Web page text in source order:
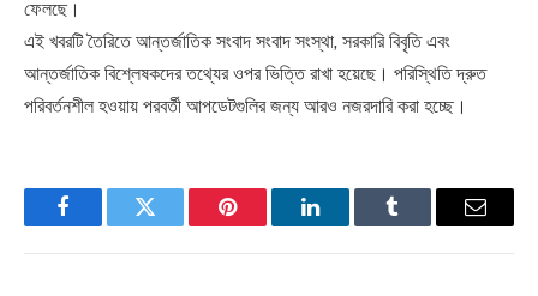
ফেলছে।
এই খবরটি তৈরিতে আন্তর্জাতিক সংবাদ সংবাদ সংস্থা, সরকারি বিবৃতি এবং
আন্তর্জাতিক বিশ্লেষকদের তথ্যের ওপর ভিত্তি রাখা হয়েছে। পরিস্থিতি দ্রুত
পরিবর্তনশীল হওয়ায় পরবর্তী আপডেটগুলির জন্য আরও নজরদারি করা হচ্ছে।
FacebookTwitter Pinterest LinkedInTumblr Email